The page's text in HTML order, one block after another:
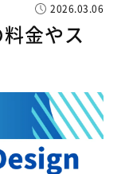
2026.03.06
金やス